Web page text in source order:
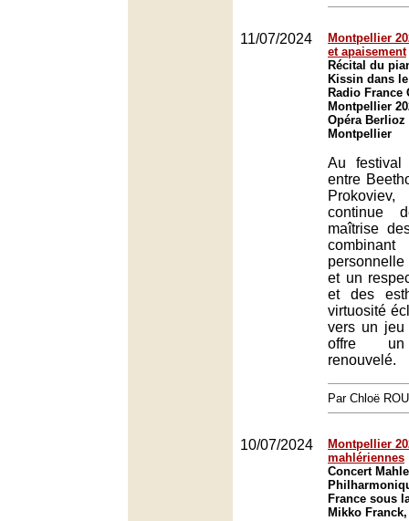
11/07/2024
Montpellier
et apaisement
Récital du
Kissin dans
Radio France
Montpellier
Opéra Berlioz
Montpellier
Au festival
entre
continue
maîtrise
et un
et des
virtuosité
vers un jeu
offre un
renouvelé.
Par Chloë
10/07/2024
Montpellier
mahlériennes
Concert
France sous
Mikko